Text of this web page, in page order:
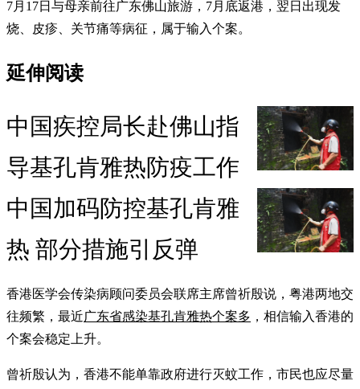
7月17日与母亲前往广东佛山旅游，7月底返港，翌日出现发
烧、皮疹、关节痛等病征，属于输入个案。
延伸阅读
中国疾控局长赴佛山指
导基孔肯雅热防疫工作
中国加码防控基孔肯雅
热 部分措施引反弹
香港医学会传染病顾问委员会联席主席曾祈殷说，粤港两地交
往频繁，最近广东省感染基孔肯雅热个案多 ，相信输入香港的
个案会稳定上升。
曾祈殷认为，香港不能单靠政府进行灭蚊工作，市民也应尽量